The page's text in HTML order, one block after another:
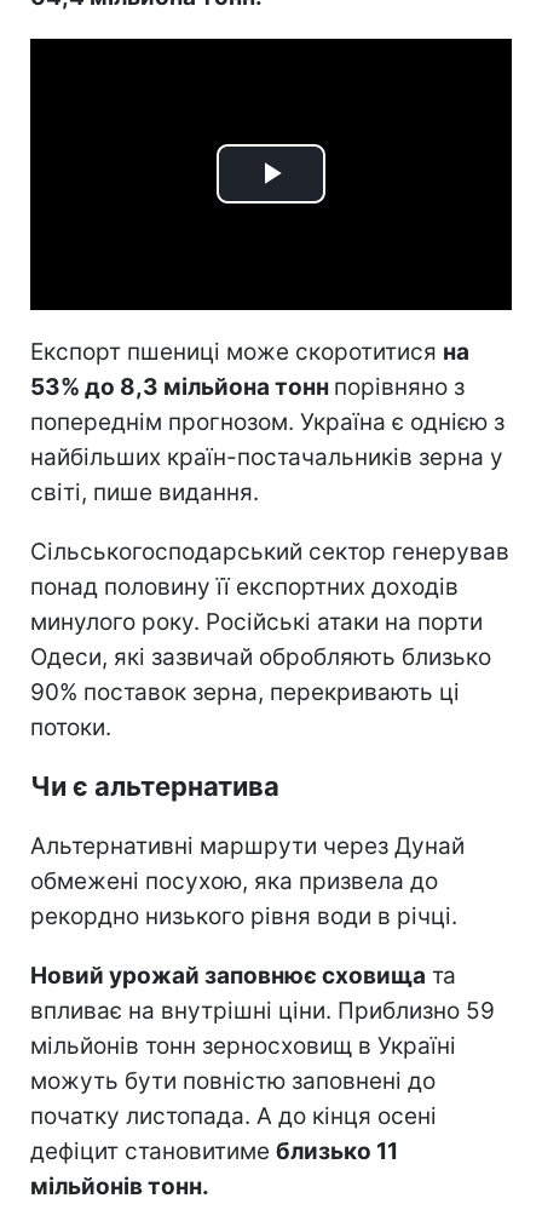
Play
Експорт пшениці може скоротитися на
53% до 8,3 мільйона тонн порівняно з
попереднім прогнозом. Україна є однією з
найбільших країн-постачальників зерна у
світі, пише видання.
Сільськогосподарський сектор генерував
понад половину її експортних доходів
минулого року. Російські атаки на порти
Одеси, які зазвичай обробляють близько
90% поставок зерна, перекривають ці
потоки.
Чи є альтернатива
Альтернативні маршрути через Дунай
обмежені посухою, яка призвела до
рекордно низького рівня води в річці.
Новий урожай заповнює сховища та
впливає на внутрішні ціни. Приблизно 59
мільйонів тонн зерносховищ в Україні
можуть бути повністю заповнені до
початку листопада. А до кінця осені
дефіцит становитиме близько 11
мільйонів тонн.